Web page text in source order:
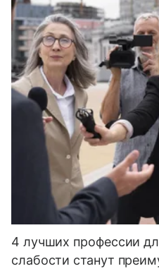
4 лучших профессии
слабости станут